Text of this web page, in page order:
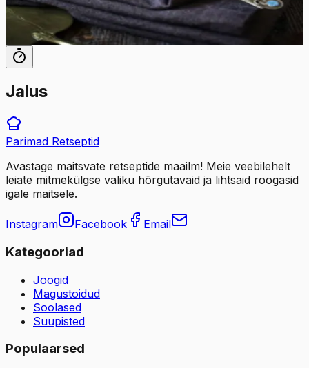
80
12tk
Jalus
Parimad Retseptid
Avastage maitsvate retseptide maailm! Meie veebilehelt
leiate mitmekülgse valiku hõrgutavaid ja lihtsaid roogasid
igale maitsele.
Instagram Facebook Email
Kategooriad
Joogid
Magustoidud
Soolased
Suupisted
Populaarsed